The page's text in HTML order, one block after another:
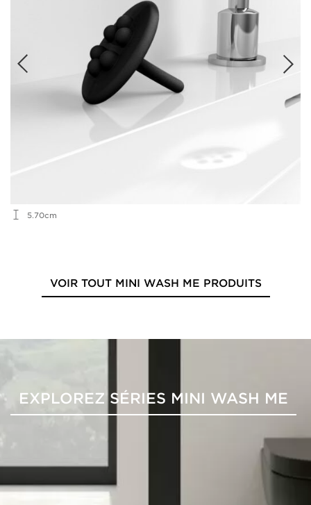
5.70cm
VOIR TOUT MINI WASH ME PRODUITS
EXPLOREZ SÉRIES MINI WASH ME